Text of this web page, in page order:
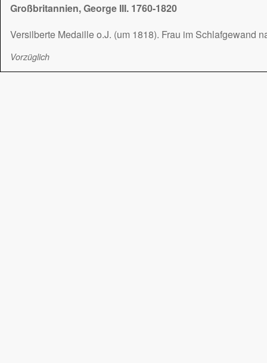
Großbritannien, George III. 1760-1820
Versilberte Medaille o.J. (um 1818). Frau im Schlafgewand
Vorzüglich